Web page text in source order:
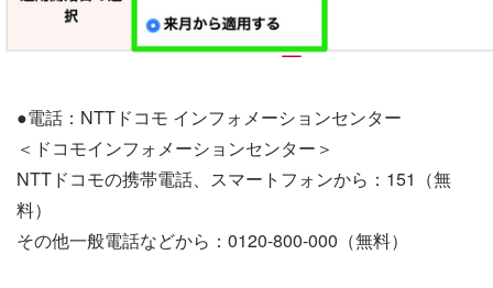
●電話：NTTドコモ インフォメーションセンター
＜ドコモインフォメーションセンター＞
NTTドコモの携帯電話、スマートフォンから：151（無
料）
その他一般電話などから：0120-800-000（無料）